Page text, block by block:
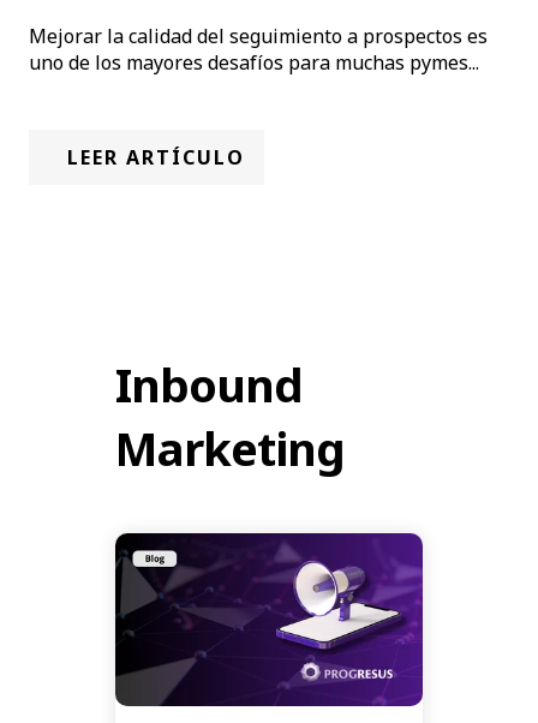
Mejorar la calidad del seguimiento a prospectos es
uno de los mayores desafíos para muchas pymes...
LEER ARTÍCULO
Inbound
Marketing